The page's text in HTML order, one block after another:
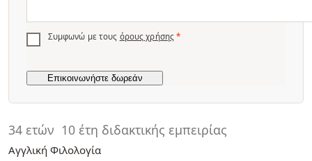
34 ετών 10 έτη διδακτικής εμπειρίας
Αγγλική Φιλολογία
Συμφωνώ με τους όρους χρήσης *